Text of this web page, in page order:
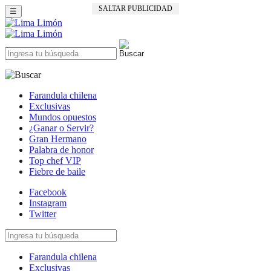
SALTAR PUBLICIDAD
☰
Farandula chilena
Exclusivas
Mundos opuestos
¿Ganar o Servir?
Gran Hermano
Palabra de honor
Top chef VIP
Fiebre de baile
Facebook
Instagram
Twitter
Farandula chilena
Exclusivas